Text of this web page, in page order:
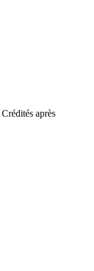
Crédités après